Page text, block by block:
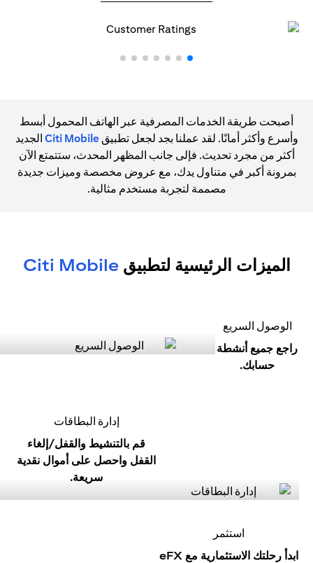
أصبحت طريقة الخدمات المصرفية عبر الهاتف المحمول أبسط
وأسرع وأكثر أمانًا. لقد عملنا بجد لجعل تطبيقCiti Mobile الجديد
أكثر من مجرد تحديث. فإلى جانب المظهر المحدث، ستتمتع الآن
بمرونة أكبر في متناول يدك، مع عروض مخصصة وميزات جديدة
مصممة لتجربة مستخدم مثالية.
الميزات الرئيسية لتطبيقCiti Mobile
الوصول السريع
راجع جميع أنشطة
حسابك.
إدارة البطاقات
قم بالتنشيط والقفل/إلغاء
القفل واحصل على أموال نقدية
سريعة.
استثمر
ابدأ رحلتك الاستثمارية مع eFX